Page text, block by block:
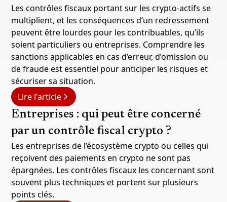
Les contrôles fiscaux portant sur les crypto-actifs se
multiplient, et les conséquences d’un redressement
peuvent être lourdes pour les contribuables, qu’ils
soient particuliers ou entreprises. Comprendre les
sanctions applicables en cas d’erreur, d’omission ou
de fraude est essentiel pour anticiper les risques et
sécuriser sa situation.
Lire l'article
Entreprises : qui peut être concerné
par un contrôle fiscal crypto ?
Les entreprises de l’écosystème crypto ou celles qui
reçoivent des paiements en crypto ne sont pas
épargnées. Les contrôles fiscaux les concernant sont
souvent plus techniques et portent sur plusieurs
points clés.